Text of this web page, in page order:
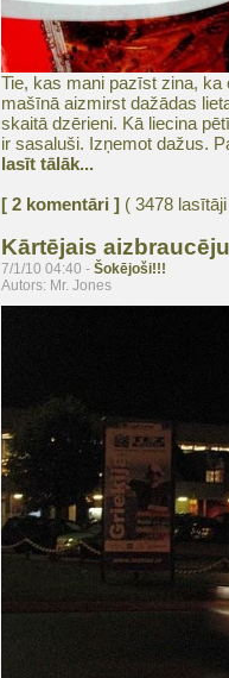
Tie, kas mani pazīst zina,
mašīnā aizmirst dažādas
skaitā dzērieni. Kā liecina
ir sasaluši. Izņemot dažus.
lasīt tālāk...
[ 2 komentāri ] ( 3478
Kārtējais
7/1/10 04:40 - Šokējoši!!!
Autors: Mr. Jones